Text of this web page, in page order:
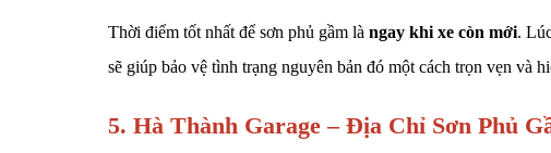
Thời điểm tốt nhất để sơn phủ gầm làngay khi xe còn mới.
sẽ giúp bảo vệ tình trạng nguyên bản đó một cách trọn vẹn và
5. Hà Thành Garage – Địa Chỉ Sơn Phủ